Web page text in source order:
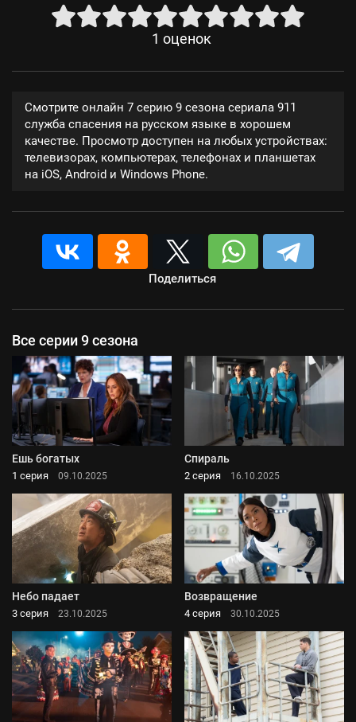
1 оценок
Смотрите онлайн 7 серию 9 сезона сериала 911
служба спасения на русском языке в хорошем
качестве. Просмотр доступен на любых устройствах:
телевизорах, компьютерах, телефонах и планшетах
на iOS, Android и Windows Phone.
Поделиться
Все серии 9 сезона
Ешь богатых
1 серия 09.10.2025
Спираль
2 серия 16.10.2025
Небо падает
3 серия 23.10.2025
Возвращение
4 серия 30.10.2025